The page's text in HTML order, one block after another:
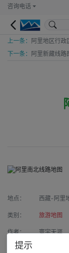
咨询电话
上一条：
阿里地区行政
下一条：
阿里新藏线路
地点： 西藏-阿里
类别： 旅游地图
作者： 寰宇天涯
来源：
提示